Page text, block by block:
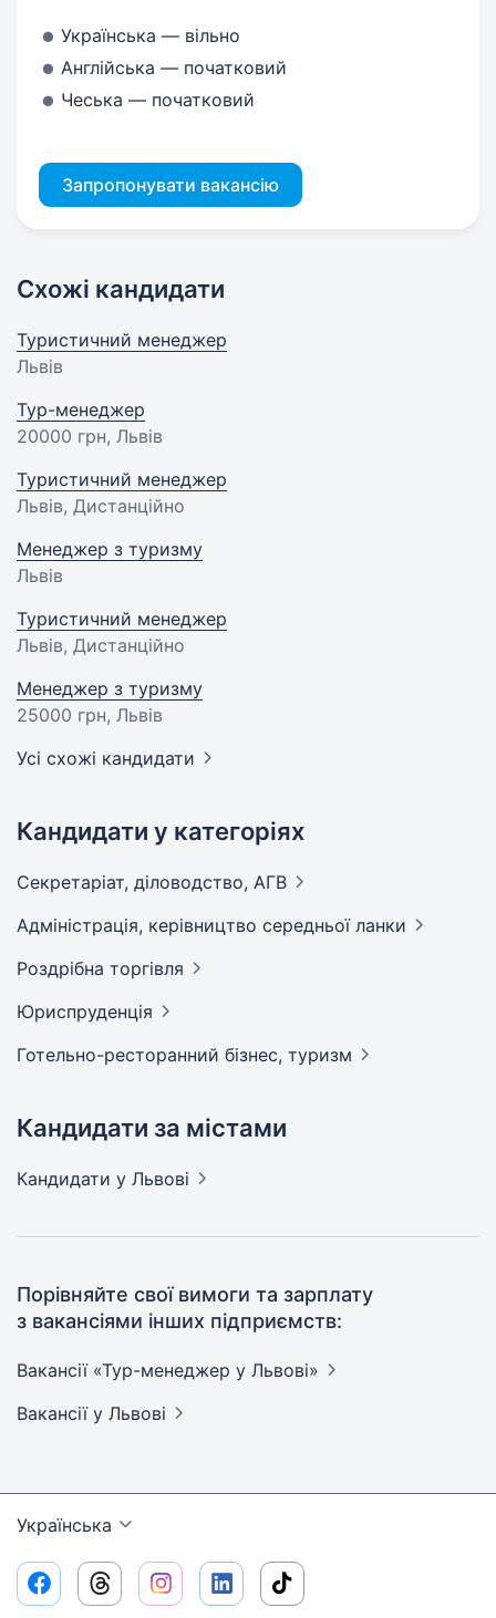
Українська — вільно
Англійська — початковий
Чеська — початковий
Запропонувати вакансію
Схожі кандидати
Туристичний менеджер
Львів
Тур-менеджер
20000 грн, Львів
Туристичний менеджер
Львів, Дистанційно
Менеджер з туризму
Львів
Туристичний менеджер
Львів, Дистанційно
Менеджер з туризму
25000 грн, Львів
Усі схожі кандидати
Кандидати у категоріях
Секретаріат, діловодство, АГВ
Адмiнiстрацiя, керівництво середньої ланки
Роздрібна торгівля
Юриспруденція
Готельно-ресторанний бізнес, туризм
Кандидати за містами
Кандидати у Львові
Порівняйте свої вимоги та зарплату
з вакансіями інших підприємств:
Вакансії «Тур-менеджер у Львові»
Вакансії у Львові
Українська